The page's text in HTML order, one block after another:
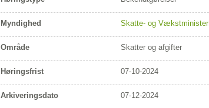
Myndighed Skatte- og
Område Skatter og afgifter
Høringsfrist 07-10-2024
Arkiveringsdato 07-12-2024